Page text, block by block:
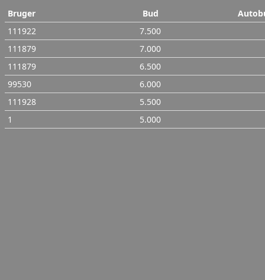
Bruger Bud
111922
7.500
111879
7.000
111879
6.500
99530
6.000
111928
5.500
1
5.000